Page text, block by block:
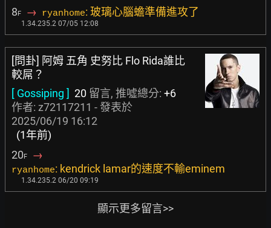
8F → ryanhome: 玻璃心腦蟾準備進攻了
1.34.235.2 07/05 12:08
[問卦] 阿姆 五角 史努比 Flo Rida誰比
較屌？
[ Gossiping ] 20 留言, 推噓總分: +6
作者: z72117211 - 發表於
2025/06/19 16:12
(1年前)
20F →
ryanhome: kendrick lamar的速度不輸eminem
1.34.235.2 06/20 09:19
顯示更多留言>>